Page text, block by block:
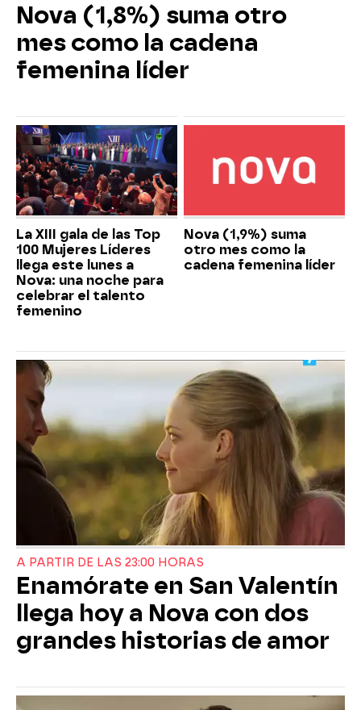
Nova (1,8%) suma otro
mes como la cadena
femenina líder
La XIII gala de las Top
100 Mujeres Líderes
llega este lunes a
Nova: una noche para
celebrar el talento
femenino
Nova (1,9%) suma
otro mes como la
cadena femenina líder
A PARTIR DE LAS 23:00 HORAS
Enamórate en San Valentín
llega hoy a Nova con dos
grandes historias de amor